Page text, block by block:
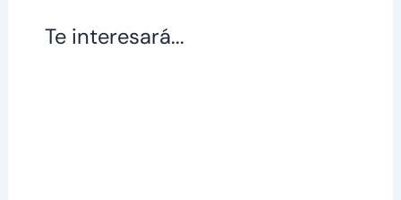
Te interesará...